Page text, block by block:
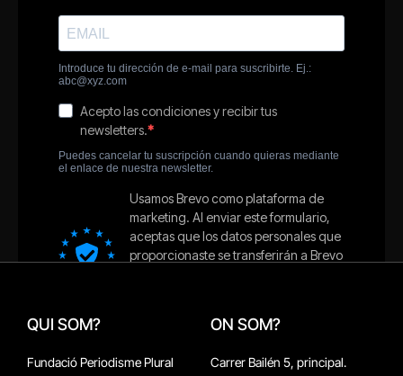
QUI SOM?
Fundació Periodisme Plural
ON SOM?
Carrer Bailén 5, principal.